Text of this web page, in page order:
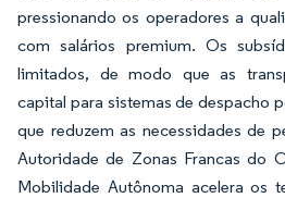
pressionando os operadores a
com salários premium. Os
limitados, de modo que as
capital para sistemas de despacho
que reduzem as necessidades de
Autoridade de Zonas Francas do
Mobilidade Autônoma acelera os